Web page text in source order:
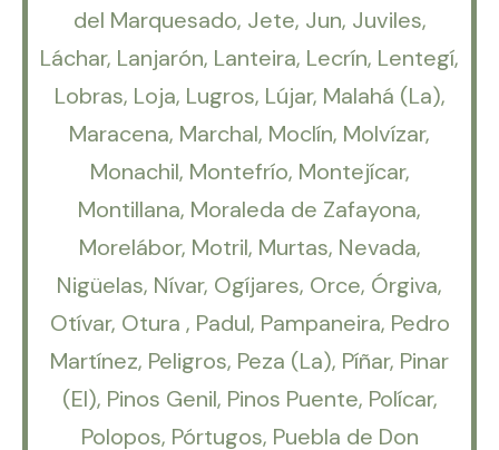
del Marquesado, Jete, Jun, Juviles,
Láchar, Lanjarón, Lanteira, Lecrín, Lentegí,
Lobras, Loja, Lugros, Lújar, Malahá (La),
Maracena, Marchal, Moclín, Molvízar,
Monachil, Montefrío, Montejícar,
Montillana, Moraleda de Zafayona,
Morelábor, Motril, Murtas, Nevada,
Nigüelas, Nívar, Ogíjares, Orce, Órgiva,
Otívar, Otura , Padul, Pampaneira, Pedro
Martínez, Peligros, Peza (La), Píñar, Pinar
(El), Pinos Genil, Pinos Puente, Polícar,
Polopos, Pórtugos, Puebla de Don